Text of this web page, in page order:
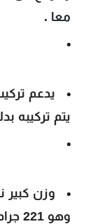
معا .
يتم تركيبه
وزن كبير
وهو 221 جرام .